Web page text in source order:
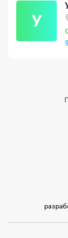
У